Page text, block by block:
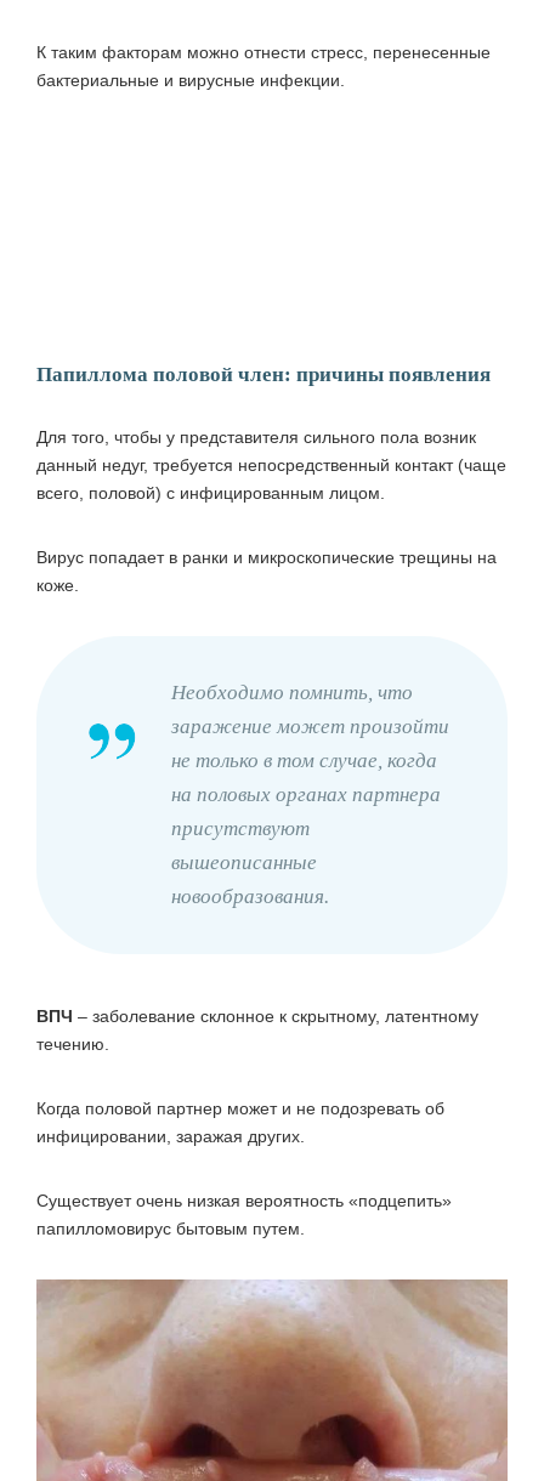
К таким факторам можно отнести стресс, перенесенные
бактериальные и вирусные инфекции.
Папиллома половой член: причины появления
Для того, чтобы у представителя сильного пола возник
данный недуг, требуется непосредственный контакт (чаще
всего, половой) с инфицированным лицом.
Вирус попадает в ранки и микроскопические трещины на
коже.
Необходимо помнить, что
заражение может произойти
не только в том случае, когда
на половых органах партнера
присутствуют
вышеописанные
новообразования.
ВПЧ – заболевание склонное к скрытному, латентному
течению.
Когда половой партнер может и не подозревать об
инфицировании, заражая других.
Существует очень низкая вероятность «подцепить»
папилломовирус бытовым путем.